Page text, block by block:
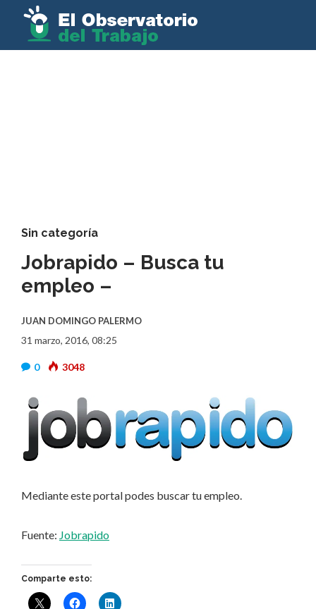
Sin categoría
Jobrapido – Busca tu
empleo –
JUAN DOMINGO PALERMO
31 marzo, 2016, 08:25
0 3048
Mediante este portal podes buscar tu empleo.
Fuente: Jobrapido
Comparte esto: